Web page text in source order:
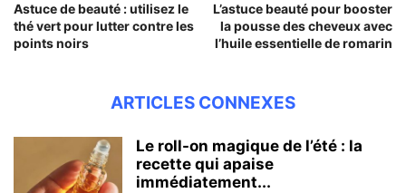
Astuce de beauté : utilisez le
thé vert pour lutter contre les
points noirs
L’astuce beauté pour booster
la pousse des cheveux avec
l’huile essentielle de romarin
ARTICLES CONNEXES
Le roll-on magique de l’été : la
recette qui apaise
immédiatement...